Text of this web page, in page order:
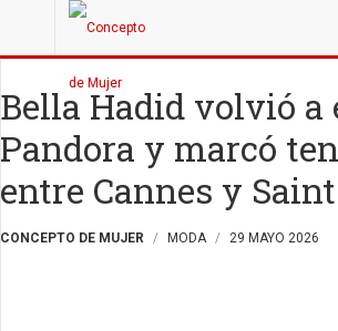
Bella Hadid volvió a
Pandora y marcó
entre Cannes y
CONCEPTO DE MUJER MODA 29 MAYO 2026